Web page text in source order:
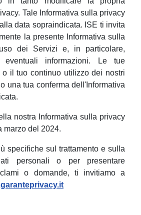
Tale Informativa sulla privacy
data sopraindicata. ISE ti invita
la presente Informativa sulla
dei Servizi e, in particolare,
informazioni. Le tue
il tuo continuo utilizzo dei nostri
una tua conferma dell'Informativa
nostra Informativa sulla privacy
marzo del 2024.
specifiche sul trattamento e sulla
personali o per presentare
o domande, ti invitiamo a